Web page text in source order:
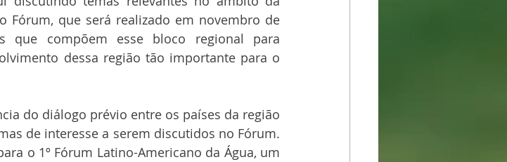
Fórum, que será realizado em novembro de
que compõem esse bloco regional para
dessa região tão importante para o
do diálogo prévio entre os países da região
de interesse a serem discutidos no Fórum.
o 1º Fórum Latino-Americano da Água, um